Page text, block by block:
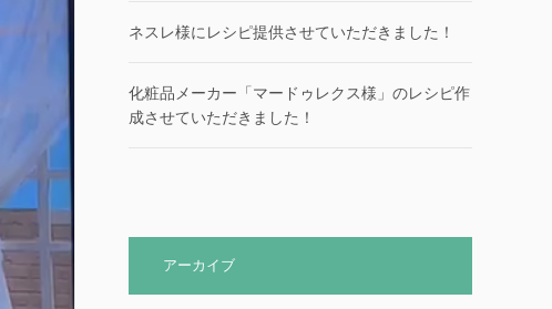
ネスレ様にレシピ提供させていただきました！
化粧品メーカー「マードゥレクス様」のレシピ作
成させていただきました！
アーカイブ